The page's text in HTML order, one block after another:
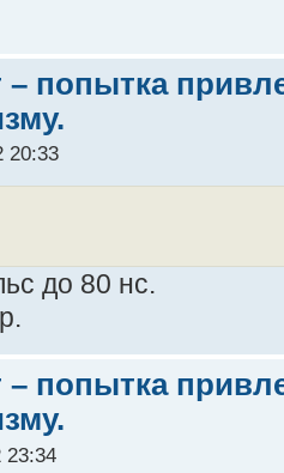
– попытка
20:33
до 80 нс.
– попытка
23:34